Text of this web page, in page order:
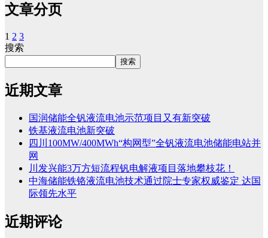
文章分页
1 2 3
搜索
搜索
近期文章
国润储能全钒液流电池示范项目又有新突破
铁基液流电池新突破
四川100MW/400MWh“构网型”全钒液流电池储能电站并
网
川发兴能3万方短流程钒电解液项目落地攀枝花！
中海储能铁铬液流电池技术通过院士专家权威鉴定 达国
际领先水平
近期评论